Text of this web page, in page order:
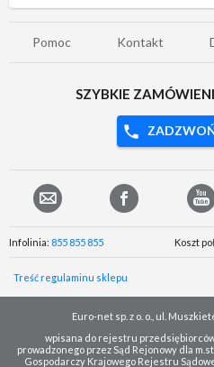
Pomoc Kontakt
SZYBKIE
Infolinia: 855 855 855 Koszt
Treść regulaminu sklepu
Euro-net sp. z o. o., ul.
wpisana do rejestru
prowadzonego przez Sąd Rejonowy dla
Gospodarczy Krajowego Rejestru